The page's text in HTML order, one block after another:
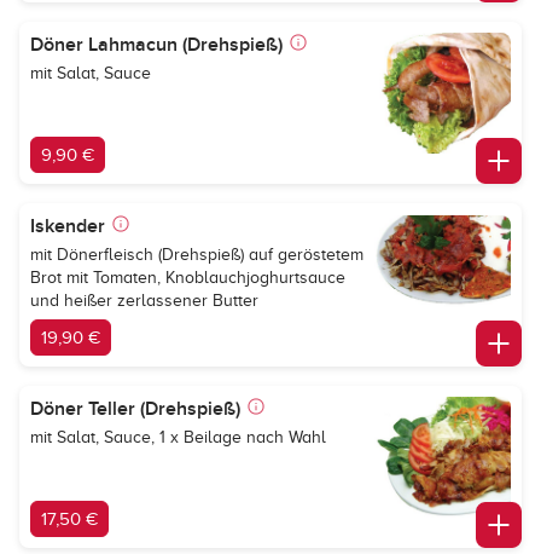
Döner Lahmacun (Drehspieß)
mit Salat, Sauce
9,90 €
Iskender
mit Dönerfleisch (Drehspieß) auf geröstetem
Brot mit Tomaten, Knoblauchjoghurtsauce
und heißer zerlassener Butter
19,90 €
Döner Teller (Drehspieß)
mit Salat, Sauce, 1 x Beilage nach Wahl
17,50 €